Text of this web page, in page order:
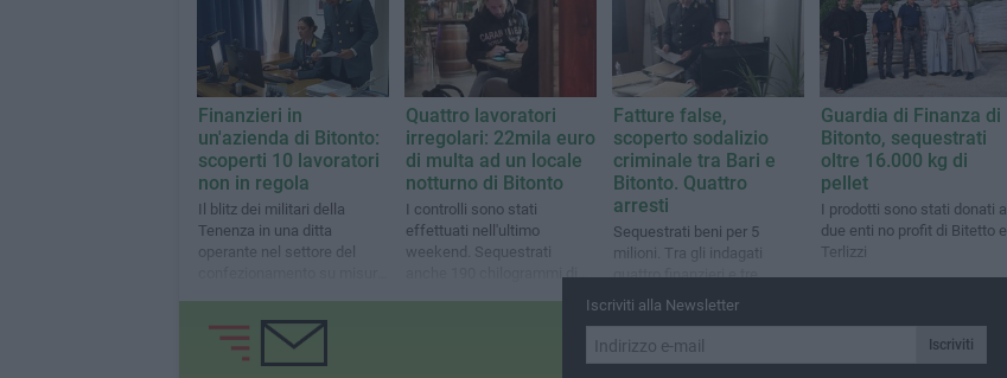
Finanzieri in
un'azienda di Bitonto:
scoperti 10 lavoratori
non in regola
Il blitz dei militari della
Tenenza in una ditta
operante nel settore del
Quattro lavoratori
irregolari: 22mila euro
di multa ad un locale
notturno di Bitonto
I controlli sono stati
effettuati nell'ultimo
weekend. Sequestrati
anche 190 chilogrammi di
Fatture false,
scoperto sodalizio
criminale tra Bari e
Bitonto. Quattro
arresti
Sequestrati beni per 5
milioni. Tra gli indagati
quattro finanzieri e tre
funzionari dell’Agenzia delle
Guardia di Finanza di
Bitonto, sequestrati
oltre 16.000 kg di
pellet
I prodotti sono stati donati a
due enti no profit di Bitetto e
Terlizzi
Iscriviti alla Newsletter
Iscriviti